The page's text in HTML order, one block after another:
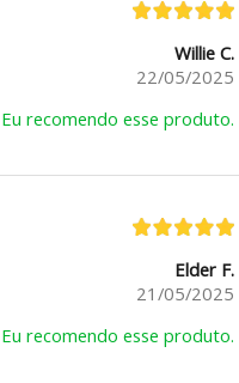
Willie C.
22/05/2025
Eu recomendo esse produto.
Elder F.
21/05/2025
Eu recomendo esse produto.